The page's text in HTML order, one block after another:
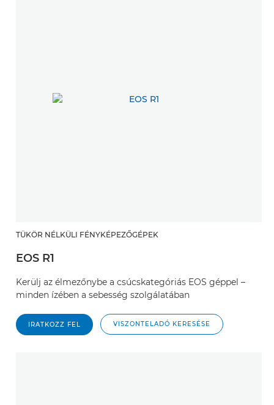
TÜKÖR NÉLKÜLI FÉNYKÉPEZŐGÉPEK
EOS R1
Kerülj az élmezőnybe a csúcskategóriás EOS géppel –
minden ízében a sebesség szolgálatában
IRATKOZZ FEL VISZONTELADÓ KERESÉSE